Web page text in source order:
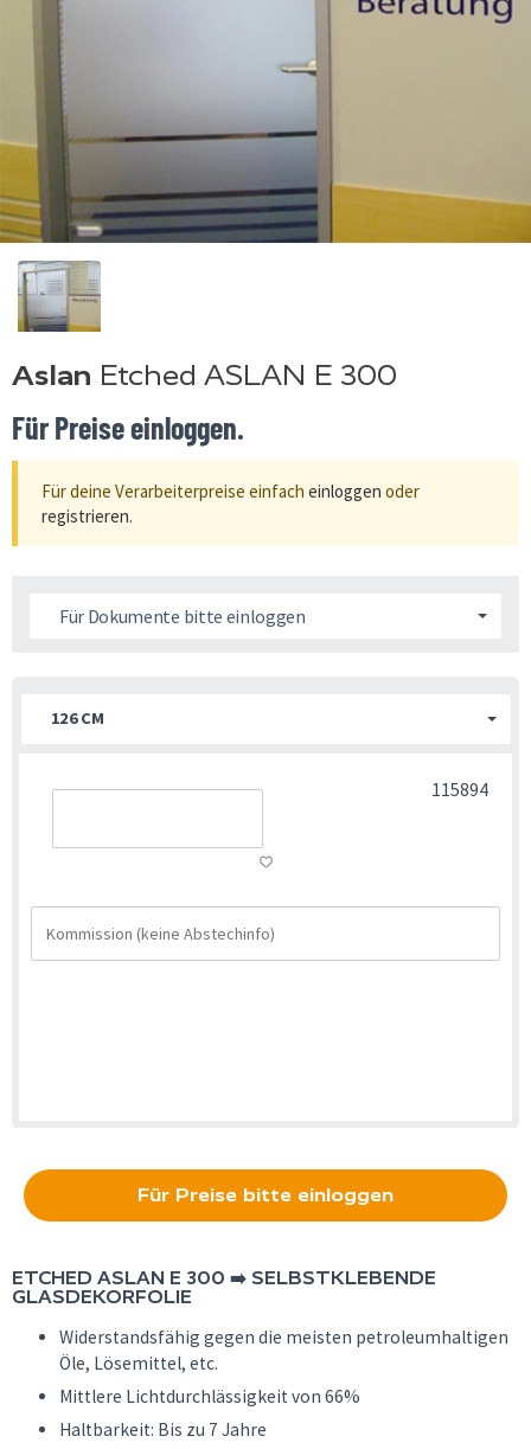
Aslan Etched ASLAN E 300
Für Preise einloggen.
Für deine Verarbeiterpreise einfach einloggen oder
registrieren.
Für Dokumente bitte einloggen
126 CM
115894
Für Preise bitte einloggen
ETCHED ASLAN E 300 ➡️ SELBSTKLEBENDE
GLASDEKORFOLIE
Widerstandsfähig gegen die meisten petroleumhaltigen
Öle, Lösemittel, etc.
Mittlere Lichtdurchlässigkeit von 66%
Haltbarkeit: Bis zu 7 Jahre